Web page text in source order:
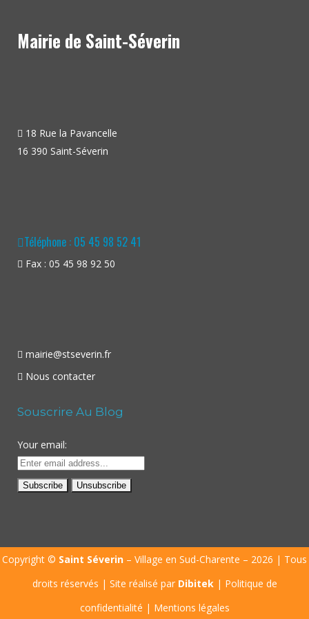
Mairie de Saint-Séverin
18 Rue la Pavancelle
16 390 Saint-Séverin
Téléphone : 05 45 98 52 41
Fax : 05 45 98 92 50
mairie@stseverin.fr
Nous contacter
Souscrire Au Blog
Your email:
Copyright © Saint Séverin – Village en Sud-Charente – 2026 | Tous
droits réservés | Site réalisé par Dibitek| Politique de
confidentialité | Mentions légales